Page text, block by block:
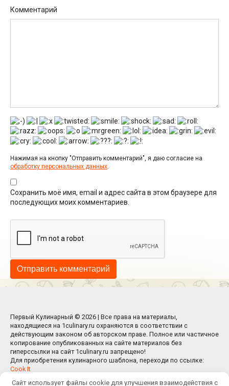
Комментарий
Нажимая на кнопку "Отправить комментарий", я даю согласие на
обработку персональных данных.
Сохранить моё имя, email и адрес сайта в этом браузере для
последующих моих комментариев.
Первый Кулинарный © 2026 | Все права на материалы,
находящиеся на 1culinary.ru охраняются в соответствии с
действующим законом об авторском праве. Полное или частичное
копирование опубликованных на сайте материалов без
гиперссылки на сайт 1culinary.ru запрещено!
Для приобретения кулинарного шаблона, переходи по ссылке:
Cook It
Сайт использует файлы cookie для улучшения взаимодействия с